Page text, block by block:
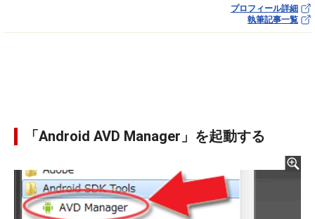
プロフィール詳細
執筆記事一覧
「Android AVD Manager」を起動する